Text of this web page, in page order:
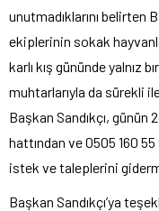
unutmadıklarını belirten
ekiplerinin sokak
karlı kış gününde yalnız
muhtarlarıyla da sürekli
Başkan Sandıkçı,
hattından ve 0505 160
istek ve taleplerini
Başkan Sandıkçı’ya